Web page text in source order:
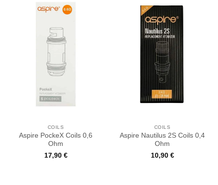
COILS
Aspire PockeX Coils 0,6
Ohm
17,90 €
COILS
Aspire Nautilus 2S Coils 0,4
Ohm
10,90 €